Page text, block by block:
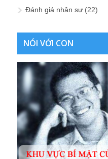
Đánh giá nhân sự (22)
NÓI VỚI CON